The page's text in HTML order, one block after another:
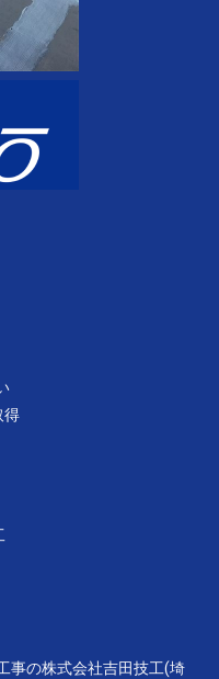
得
事の株式会社吉田技工(埼